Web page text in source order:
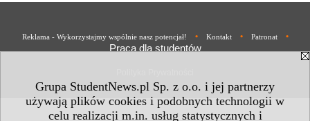
Grupa StudentNews.pl Sp. z o.o. i jej partnerzy
używają plików cookies i podobnych technologii w
celu realizacji m.in. usług statystycznych i
Reklama - Wykorzystajmy wspólnie nasz potencjał! • Kontakt • Patronat •
Praca dla studentów